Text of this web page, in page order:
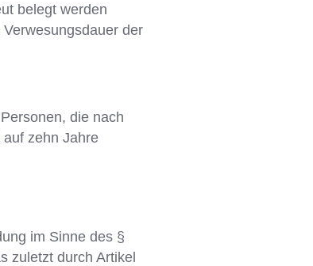
belegt werden
der
die nach
zehn Jahre
im Sinne des §
zuletzt durch Artikel